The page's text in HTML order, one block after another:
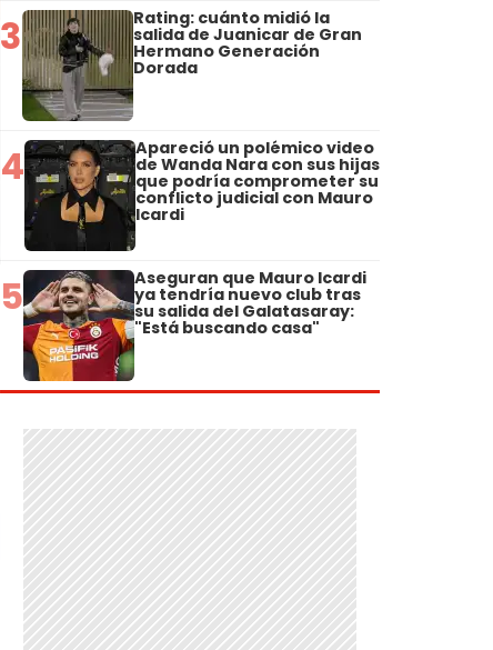
3 Rating: cuánto midió la
salida de Juanicar de Gran
Hermano Generación
Dorada
4 Apareció un polémico video
de Wanda Nara con sus hijas
que podría comprometer su
conflicto judicial con Mauro
Icardi
5 Aseguran que Mauro Icardi
ya tendría nuevo club tras
su salida del Galatasaray:
"Está buscando casa"